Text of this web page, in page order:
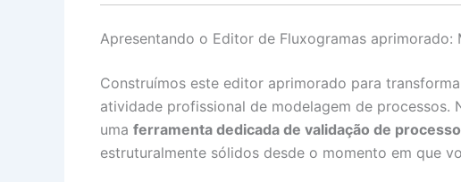
Apresentando o Editor de Fluxogramas aprimorado:
Construímos este editor aprimorado para
atividade profissional de modelagem de processos.
uma ferramenta dedicada de validação de
estruturalmente sólidos desde o momento em que